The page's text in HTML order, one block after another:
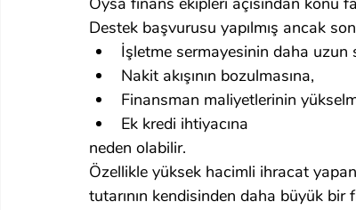
Destek başvurusu yapılmış ancak
İşletme sermayesinin daha uzun
Nakit akışının bozulmasına,
Finansman maliyetlerinin
Ek kredi ihtiyacına
neden olabilir.
Özellikle yüksek hacimli ihracat
tutarının kendisinden daha büyük